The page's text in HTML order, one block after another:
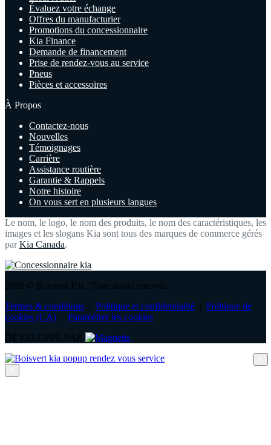
Évaluez votre échange
Offres du manufacturier
Promotions du concessionnaire
Kia Finance
Demande de financement
Prise de rendez-vous au service
Pneus
Pièces et accessoires
À Propos
Contactez-nous
Nouvelles
Témoignages
Carrière
Assistance routière
Garantie & Rappels
Notre histoire
On vous sert en plusieurs langues
Le nom, le logo, le nom des produits, le nom des caractéristiques, les
images et les slogans Kia sont tous des marques de commerce gérés
parKia Canada.
2026 © Boisvert Kia | Tous droits réservés.
Termes & conditions | Politique et confidentialité | Politique de
cookies (CA) | Paramétrer les cookies
DÉVELOPPÉ PAR